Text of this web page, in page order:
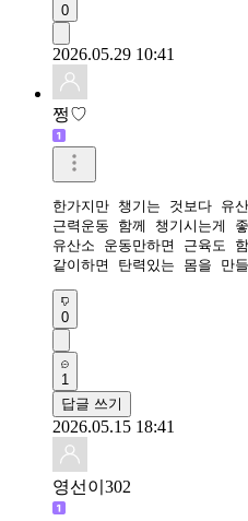
0
2026.05.29 10:41
쩡♡
한가지만 챙기는 것보다 유
근력운동 함께 챙기시는게
유산소 운동만하면 근육도
0
1
답글 쓰기
2026.05.15 18:41
영선이302